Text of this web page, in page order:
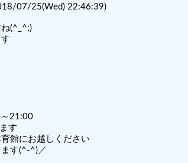
07/25(Wed) 22:46:39)
(^_^;)
21:00
す
館にお越しください
す(^-^)／